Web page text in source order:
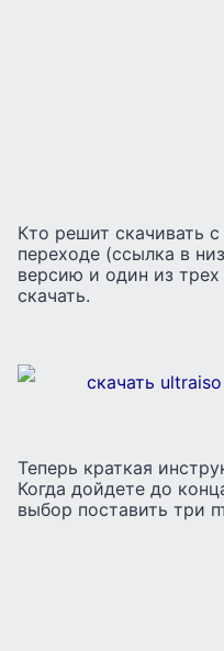
Кто решит скачивать
переходе (ссылка в
версию и один из трех
скачать.
Теперь краткая
Когда дойдете до
выбор поставить три